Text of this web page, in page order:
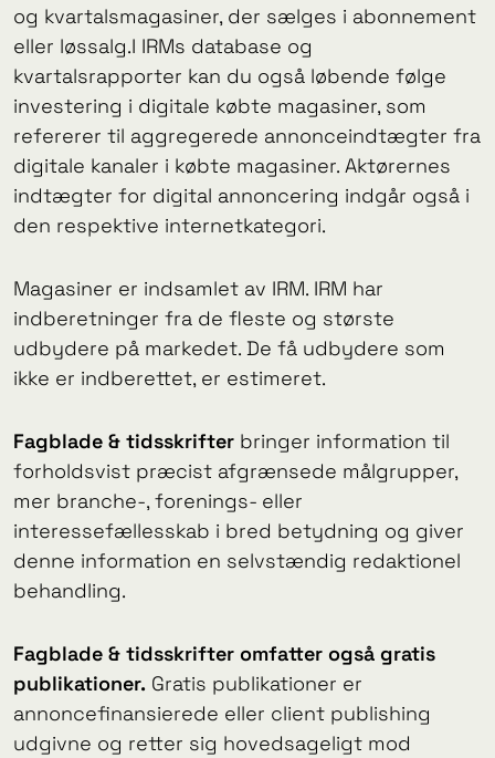
og kvartalsmagasiner, der sælges i abonnement
eller løssalg.I IRMs database og
kvartalsrapporter kan du også løbende følge
investering i digitale købte magasiner, som
refererer til aggregerede annonceindtægter fra
digitale kanaler i købte magasiner. Aktørernes
indtægter for digital annoncering indgår også i
den respektive internetkategori.
Magasiner er indsamlet av IRM. IRM har
indberetninger fra de fleste og største
udbydere på markedet. De få udbydere som
ikke er indberettet, er estimeret.
Fagblade & tidsskrifter bringer information til
forholdsvist præcist afgrænsede målgrupper,
mer branche-, forenings- eller
interessefællesskab i bred betydning og giver
denne information en selvstændig redaktionel
behandling.
Fagblade & tidsskrifter omfatter også gratis
publikationer. Gratis publikationer er
annoncefinansierede eller client publishing
udgivne og retter sig hovedsageligt mod